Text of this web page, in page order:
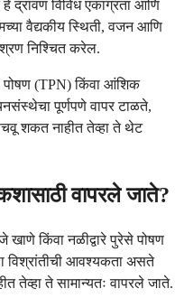
द्रावण विविध एकाग्रता आणि
वैद्यकीय स्थिती, वजन आणि
निश्चित करेल.
पोषण (TPN) किंवा आंशिक
पूर्णपणे वापर टाळते,
शकत नाहीत तेव्हा ते थेट
वापरले जाते?
किंवा नळीद्वारे पुरेसे पोषण
विश्रांतीची आवश्यकता असते
तेव्हा ते सामान्यतः वापरले जाते.